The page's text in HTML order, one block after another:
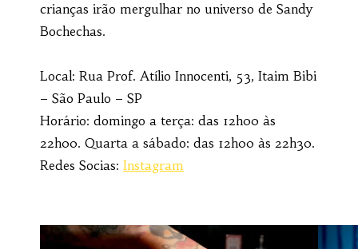
crianças irão mergulhar no universo de Sandy
Bochechas.
Local: Rua Prof. Atílio Innocenti, 53, Itaim Bibi
– São Paulo – SP
Horário: domingo a terça: das 12h00 às
22h00. Quarta a sábado: das 12h00 às 22h30.
Redes Socias: Instagram